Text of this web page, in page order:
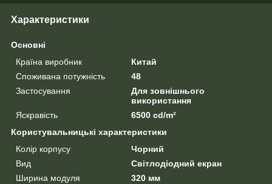
Характеристики
Основні
Країна виробник
Китай
Споживана потужність
48
Застосування
Для зовнішнього
використання
Яскравість
6500 cd/m²
Користувальницькі характеристики
Колір корпусу
Чорний
Вид
Світлодіодний екран
Ширина модуля
320 мм